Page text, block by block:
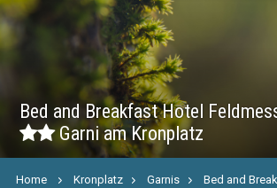
Bed and Breakfast Hotel
Garni am Kronplatz
Home Kronplatz Garnis Bed and